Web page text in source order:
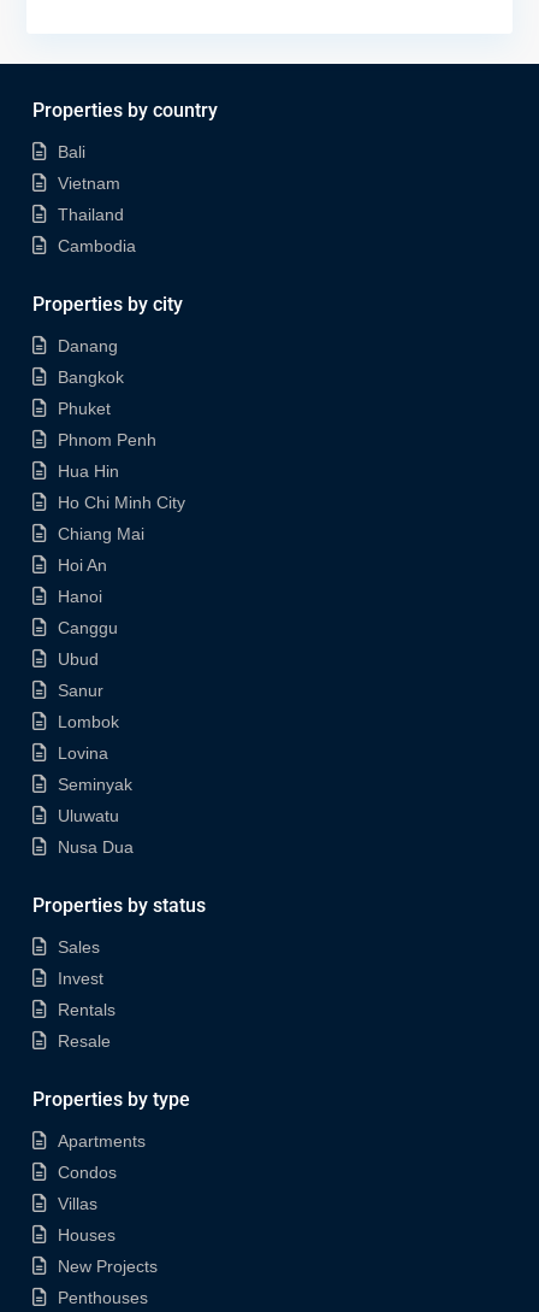
Properties by country
Bali
Vietnam
Thailand
Cambodia
Properties by city
Danang
Bangkok
Phuket
Phnom Penh
Hua Hin
Ho Chi Minh City
Chiang Mai
Hoi An
Hanoi
Canggu
Ubud
Sanur
Lombok
Lovina
Seminyak
Uluwatu
Nusa Dua
Properties by status
Sales
Invest
Rentals
Resale
Properties by type
Apartments
Condos
Villas
Houses
New Projects
Penthouses